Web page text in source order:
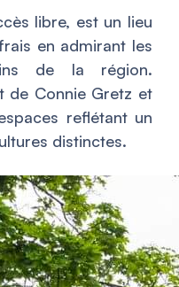
libre, est un lieu
en admirant les
de la région.
de Connie Gretz et
reflétant un
distinctes.